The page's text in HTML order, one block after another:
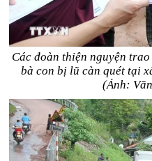
Các đoàn thiện nguyện
bà con bị lũ càn quét tại
(Ảnh: